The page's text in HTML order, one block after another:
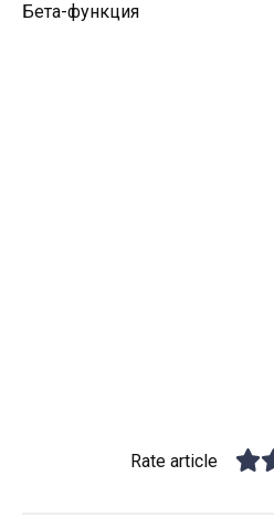
Бета-функция
Rate article